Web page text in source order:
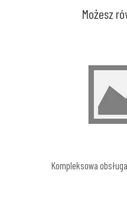
Możesz
Kompleksowa